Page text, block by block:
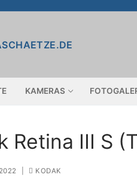
KAMERAS
Retina III S
KODAK